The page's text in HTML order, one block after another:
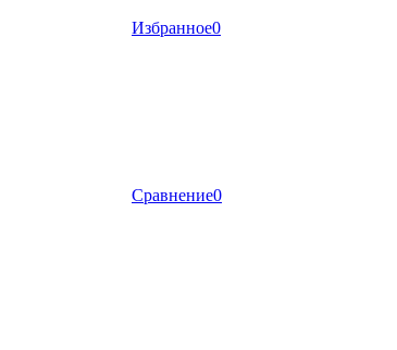
Избранное0
Сравнение0